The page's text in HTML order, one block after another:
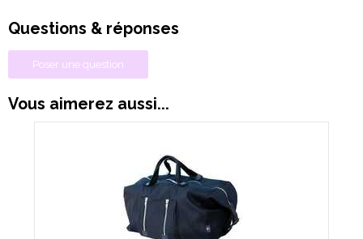
Questions & réponses
Poser une question
Vous aimerez aussi...